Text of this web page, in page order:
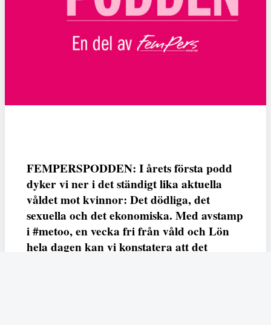
FEMPERSPODDEN: I årets första podd
dyker vi ner i det ständigt lika aktuella
våldet mot kvinnor: Det dödliga, det
sexuella och det ekonomiska. Med avstamp
i #metoo, en vecka fri från våld och Lön
hela dagen kan vi konstatera att det